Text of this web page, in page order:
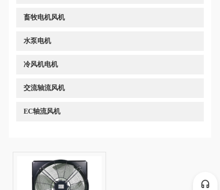
畜牧电机风机
水泵电机
冷风机电机
交流轴流风机
EC轴流风机